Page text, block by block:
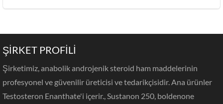
ŞİRKET PROFİLİ
Şirketimiz, anabolik androjenik steroid ham maddelerinin
profesyonel ve güvenilir üreticisi ve tedarikçisidir. Ana ürünler
Testosteron Enanthate'i içerir., Sustanon 250, boldenone